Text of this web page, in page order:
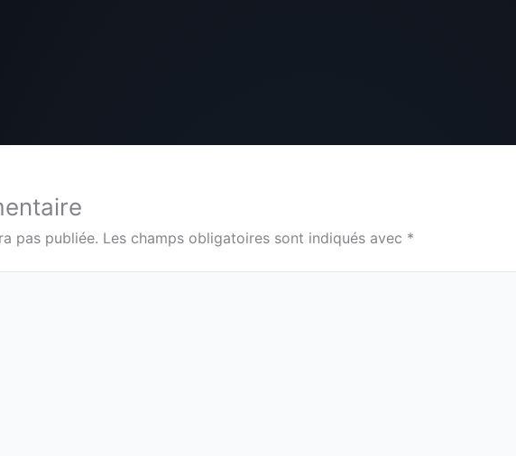
pas publiée. Les champs obligatoires sont indiqués avec *